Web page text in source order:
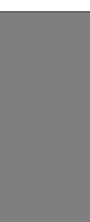
zu betreiben.
weiter für Sie
für Sie
Medien